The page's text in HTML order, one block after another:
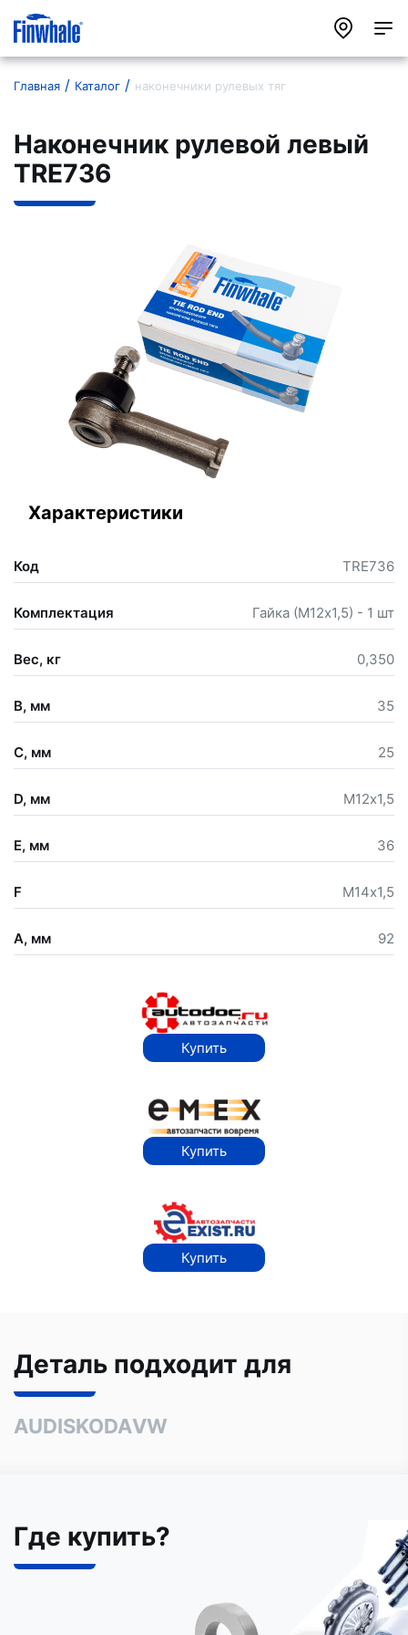
Главная Каталог наконечники рулевых тяг
Наконечник рулевой левый
TRE736
Характеристики
Код TRE736
Комплектация Гайка (М12х1,5) - 1 шт
Вес, кг 0,350
B, мм 35
C, мм 25
D, мм М12х1,5
E, мм 36
F М14х1,5
A, мм 92
Купить
Купить
Купить
Деталь подходит для
AUDISKODAVW
Где купить?